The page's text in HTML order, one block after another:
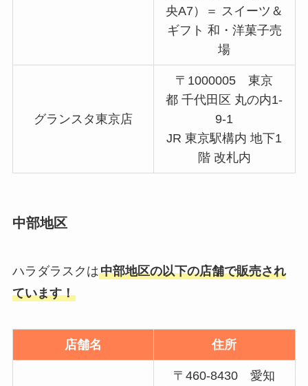
央A7）＝ スイーツ＆
ギフト 和・洋菓子売
場
グランスタ東京店
〒1000005 東京
都 千代田区 丸の内1-
9-1
JR 東京駅構内 地下1
階 改札内
中部地区
ハラダラスクは中部地区の以下の店舗で販売され
ています！
店舗名 住所
〒460-8430 愛知